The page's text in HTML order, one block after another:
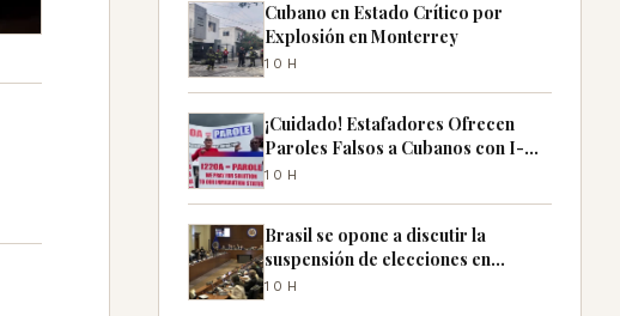
Cubano en Estado Crítico por
Explosión en Monterrey
10H
¡Cuidado! Estafadores Ofrecen
Paroles Falsos a Cubanos con I-
220A
10H
Brasil se opone a discutir la
suspensión de elecciones en
Nicaragua en la OEA
10H